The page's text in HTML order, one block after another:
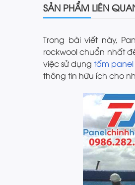
SẢN PHẨM LIÊN
Trong bài viết này,
rockwool chuẩn nhất
việc sử dụngtấm
thông tin hữu ích cho